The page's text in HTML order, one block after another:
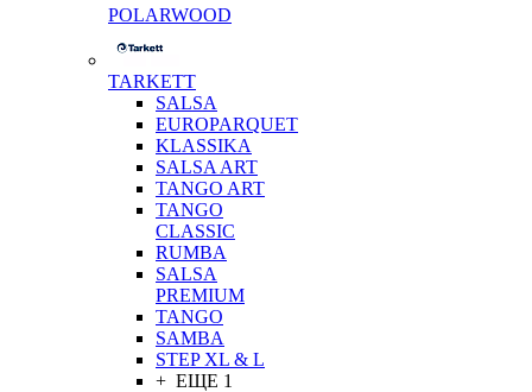
POLARWOOD
TARKETT
SALSA
EUROPARQUET
KLASSIKA
SALSA ART
TANGO ART
TANGO
CLASSIC
RUMBA
SALSA
PREMIUM
TANGO
SAMBA
STEP XL & L
+ ЕЩЕ 1